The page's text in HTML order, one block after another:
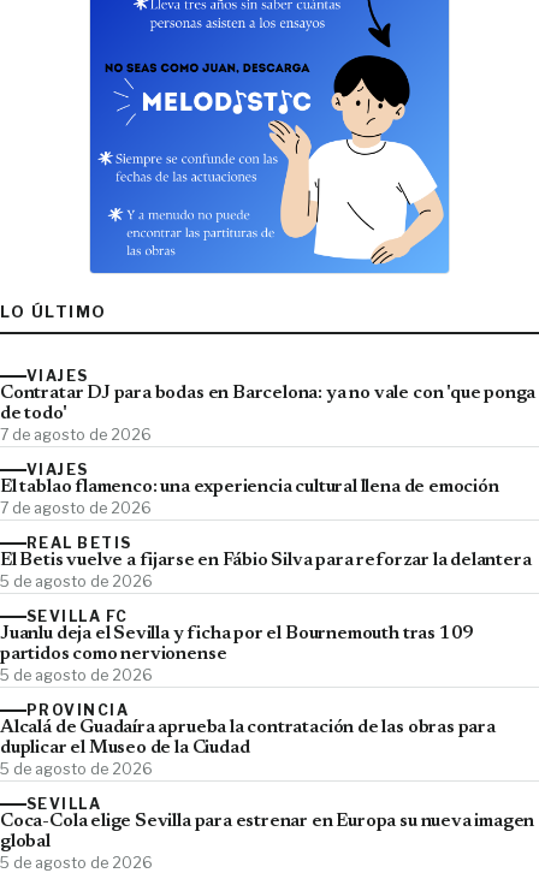
LO ÚLTIMO
VIAJES
Contratar DJ para bodas en Barcelona: ya no vale con 'que ponga
de todo'
7 de agosto de 2026
VIAJES
El tablao flamenco: una experiencia cultural llena de emoción
7 de agosto de 2026
REAL BETIS
El Betis vuelve a fijarse en Fábio Silva para reforzar la delantera
5 de agosto de 2026
SEVILLA FC
Juanlu deja el Sevilla y ficha por el Bournemouth tras 109
partidos como nervionense
5 de agosto de 2026
PROVINCIA
Alcalá de Guadaíra aprueba la contratación de las obras para
duplicar el Museo de la Ciudad
5 de agosto de 2026
SEVILLA
Coca-Cola elige Sevilla para estrenar en Europa su nueva imagen
global
5 de agosto de 2026